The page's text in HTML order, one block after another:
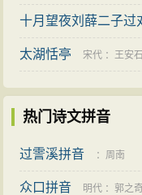
十月望夜刘薛二子过
太湖恬亭 宋代 ：王安石
热门诗文拼音
过霅溪拼音 ： 周南
众口拼音 明代 ：郭之